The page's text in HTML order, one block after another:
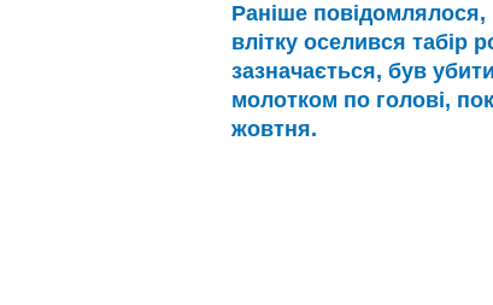
Раніше
влітку оселився табір
зазначається, був
молотком по голові,
жовтня.